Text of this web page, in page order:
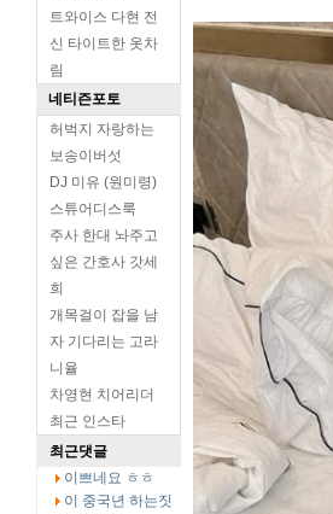
트와이스 다현 전
신 타이트한 옷차
림
네티즌포토
허벅지 자랑하는
보송이버섯
DJ 미유 (원미령)
스튜어디스룩
주사 한대 놔주고
싶은 간호사 갓세
희
개목걸이 잡을 남
자 기다리는 고라
니율
차영현 치어리더
최근 인스타
최근댓글
이쁘네요 ㅎㅎ
이 중국년 하는짓